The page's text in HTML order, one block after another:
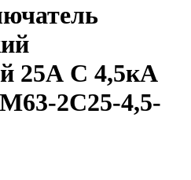
25А C 4,5кА
2C25-4,5-